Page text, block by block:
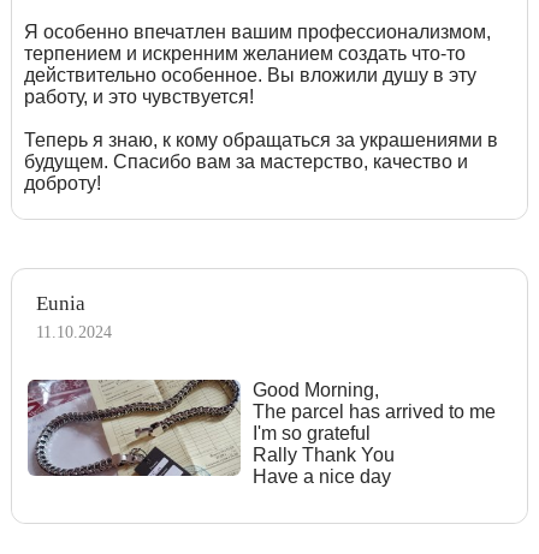
Я особенно впечатлен вашим профессионализмом,
терпением и искренним желанием создать что-то
действительно особенное. Вы вложили душу в эту
работу, и это чувствуется!
Теперь я знаю, к кому обращаться за украшениями в
будущем. Спасибо вам за мастерство, качество и
доброту!
Eunia
11.10.2024
Good Morning,
The parcel has arrived to me
I'm so grateful
Rally Thank You
Have a nice day